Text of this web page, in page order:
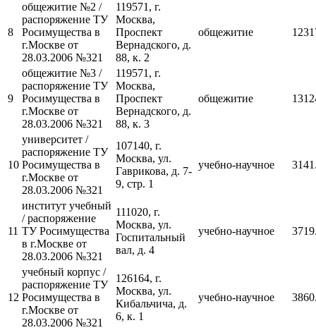
8
общежитие №2 /
распоряжение ТУ
Росимущества в
г.Москве от
28.03.2006 №321
119571, г.
Москва,
Проспект
Вернадского, д.
88, к. 2
общежитие
9
общежитие №3 /
распоряжение ТУ
Росимущества в
г.Москве от
28.03.2006 №321
119571, г.
Москва,
Проспект
Вернадского, д.
88, к. 3
общежитие
10
университет /
распоряжение ТУ
Росимущества в
г.Москве от
28.03.2006 №321
107140, г.
Москва, ул.
Гаврикова, д. 7-
9, стр. 1
учебно-научное
11
институт учебный
/ распоряжение
ТУ Росимущества
в г.Москве от
28.03.2006 №321
111020, г.
Москва, ул.
Госпитальный
вал, д. 4
учебно-научное
12
учебный корпус /
распоряжение ТУ
Росимущества в
г.Москве от
28.03.2006 №321
126164, г.
Москва, ул.
Кибальчича, д.
6, к. 1
учебно-научное